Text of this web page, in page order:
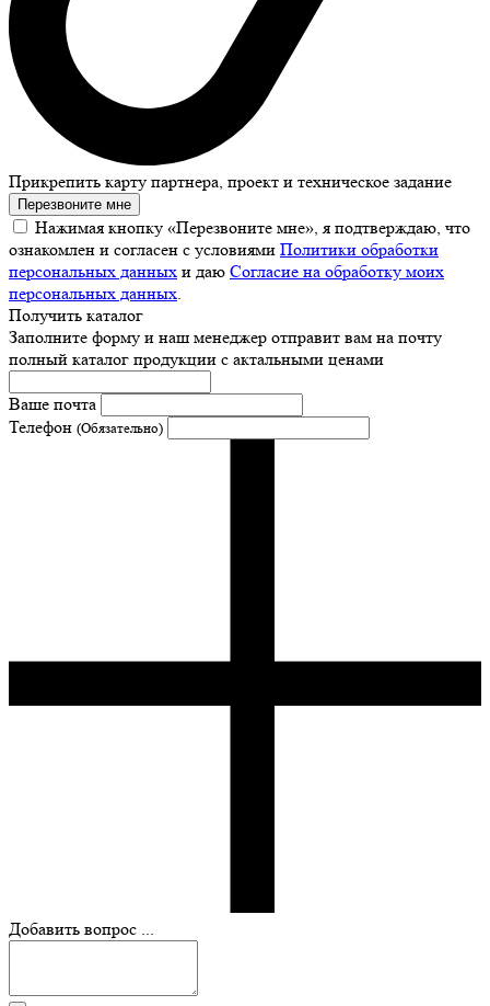
Прикрепить карту партнера, проект и техническое задание
Перезвоните мне
Нажимая кнопку «Перезвоните мне», я подтверждаю, что
ознакомлен и согласен с условиями Политики обработки
персональных данных и даю Согласие на обработку моих
персональных данных.
Получить каталог
Заполните форму и наш менеджер отправит вам на почту
полный каталог продукции с актальными ценами
Ваше почта
Телефон (Обязательно)
Добавить вопрос ...